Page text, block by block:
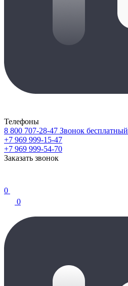
Телефоны
8 800 707-28-47 Звонок бесплатный
+7 969 999-15-47
+7 969 999-54-70
Заказать звонок
0
0